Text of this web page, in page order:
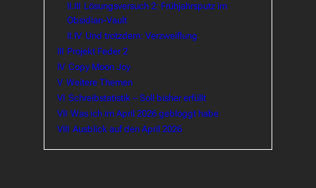
II.III Lösungsversuch 2: Frühjahrsputz im
Obsidian-Vault
II.IV Und trotzdem: Verzweiflung
III Projekt Feder 2
IV Copy Moon Joy
V Weitere Themen
VI Schreibstatistik – Soll bisher erfüllt
VII Was ich im April 2026 gebloggt habe
VIII Ausblick auf den April 2026